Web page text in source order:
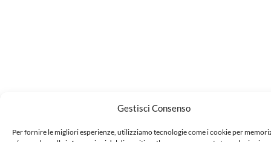
Gestisci Consenso
Per fornire le migliori esperienze, utilizziamo tecnologie come i cookie per